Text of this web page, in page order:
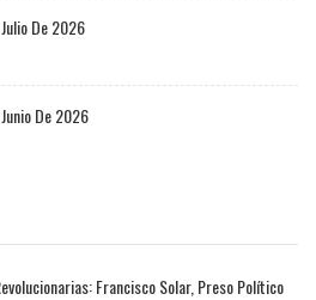
De 2026
De 2026
Francisco Solar, Preso Político